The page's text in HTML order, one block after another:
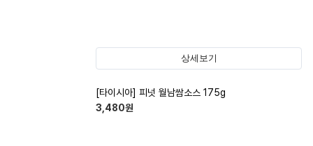
상세보기
[타이시아] 피넛 월남쌈소스 175g
3,480원